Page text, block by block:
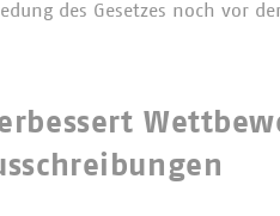
des Gesetzes noch vor